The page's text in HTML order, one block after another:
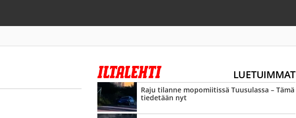
LUETUIMMAT
Raju tilanne mopomiitissä Tuusulassa – Tämä
tiedetään nyt